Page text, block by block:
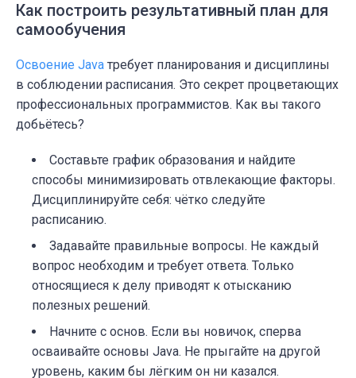
Как построить результативный план для
самообучения
Освоение Java требует планирования и дисциплины
в соблюдении расписания. Это секрет процветающих
профессиональных программистов. Как вы такого
добьётесь?
Составьте график образования и найдите
способы минимизировать отвлекающие факторы.
Дисциплинируйте себя: чётко следуйте
расписанию.
Задавайте правильные вопросы. Не каждый
вопрос необходим и требует ответа. Только
относящиеся к делу приводят к отысканию
полезных решений.
Начните с основ. Если вы новичок, сперва
осваивайте основы Java. Не прыгайте на другой
уровень, каким бы лёгким он ни казался.